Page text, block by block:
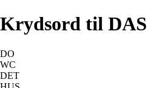
Krydsord til DAS
DO
WC
DET